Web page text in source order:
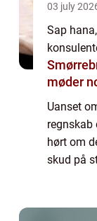
03 july
Sap
Smørrebrød
møder
Uanset
regnskab
hørt om
skud på